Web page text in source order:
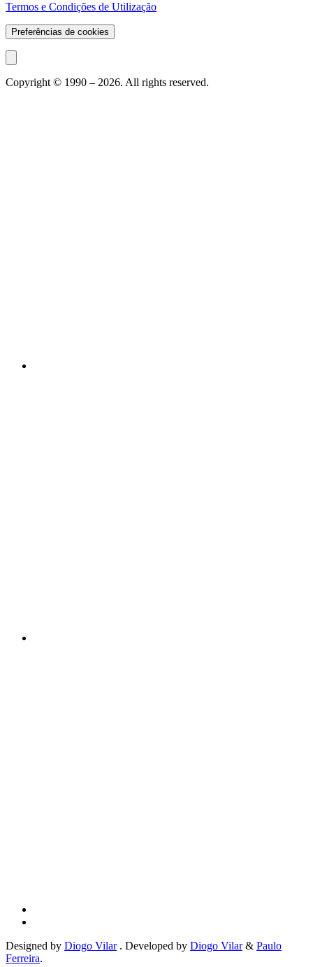
Termos e Condições de Utilização
Preferências de cookies
Copyright © 1990 – 2026. All rights reserved.
Designed by Diogo Vilar . Developed by Diogo Vilar & Paulo
Ferreira.